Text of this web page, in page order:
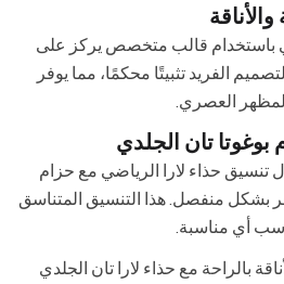
باستخدام قالب متخصص يركز على
الفريد تثبيتًا محكمًا، مما يوفر
العصري.
تان الجلدي
تنسيق حذاء لارا الرياضي مع حزام
بشكل منفصل. هذا التنسيق المتناسق
أي مناسبة.
بالراحة مع حذاء لارا تان الجلدي